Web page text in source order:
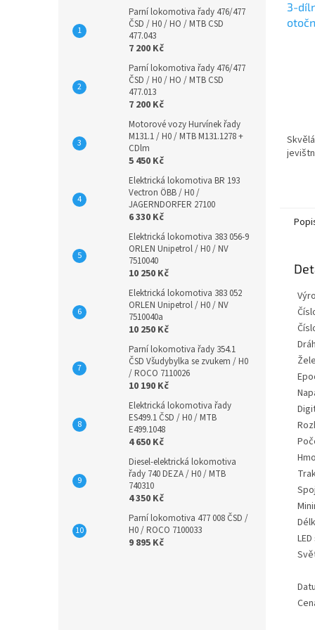
Parní lokomotiva řady 476/477
ČSD / H0 / HO / MTB CSD
477.043
7 200 Kč
Parní lokomotiva řady 476/477
ČSD / H0 / HO / MTB CSD
477.013
7 200 Kč
Motorové vozy Hurvínek řady
M131.1 / H0 / MTB M131.1278 +
CDlm
5 450 Kč
Elektrická lokomotiva BR 193
Vectron ÖBB / H0 /
JAGERNDORFER 27100
6 330 Kč
Elektrická lokomotiva 383 056-9
ORLEN Unipetrol / H0 / NV
7510040
10 250 Kč
Elektrická lokomotiva 383 052
ORLEN Unipetrol / H0 / NV
7510040a
10 250 Kč
Parní lokomotiva řady 354.1
ČSD Všudybylka se zvukem / H0
/ ROCO 7110026
10 190 Kč
Elektrická lokomotiva řady
ES499.1 ČSD / H0 / MTB
E499.1048
4 650 Kč
Diesel-elektrická lokomotiva
řady 740 DEZA / H0 / MTB
740310
4 350 Kč
Parní lokomotiva 477 008 ČSD /
H0 / ROCO 7100033
9 895 Kč
3-